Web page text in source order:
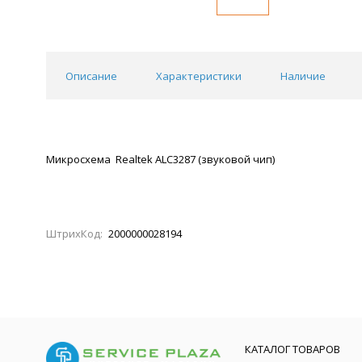
Описание Характеристики Наличие
Микросхема Realtek ALC3287 (звуковой чип)
ШтрихКод: 2000000028194
КАТАЛОГ ТОВАРОВ